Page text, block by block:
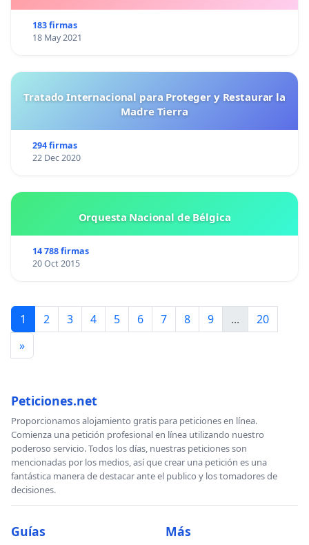
183 firmas
18 May 2021
Tratado Internacional para Proteger y Restaurar la
Madre Tierra
294 firmas
22 Dec 2020
Orquesta Nacional de Bélgica
14 788 firmas
20 Oct 2015
1 2 3 4 5 6 7 8 9 ...
20
»
Peticiones.net
Proporcionamos alojamiento gratis para peticiones en línea.
Comienza una petición profesional en línea utilizando nuestro
poderoso servicio. Todos los días, nuestras peticiones son
mencionadas por los medios, así que crear una petición es una
fantástica manera de destacar ante el publico y los tomadores de
decisiones.
Guías Más